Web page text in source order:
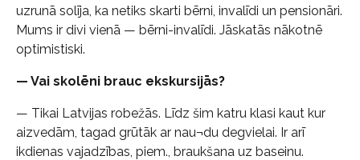
uzrunā solīja, ka netiks skarti bērni, invalīdi un pensionāri.
Mums ir divi vienā — bērni-invalīdi. Jāskatās nākotnē
optimistiski.
— Vai skolēni brauc ekskursijās?
— Tikai Latvijas robežās. Līdz šim katru klasi kaut kur
aizvedām, tagad grūtāk ar nau¬du degvielai. Ir arī
ikdienas vajadzības, piem., braukšana uz baseinu.